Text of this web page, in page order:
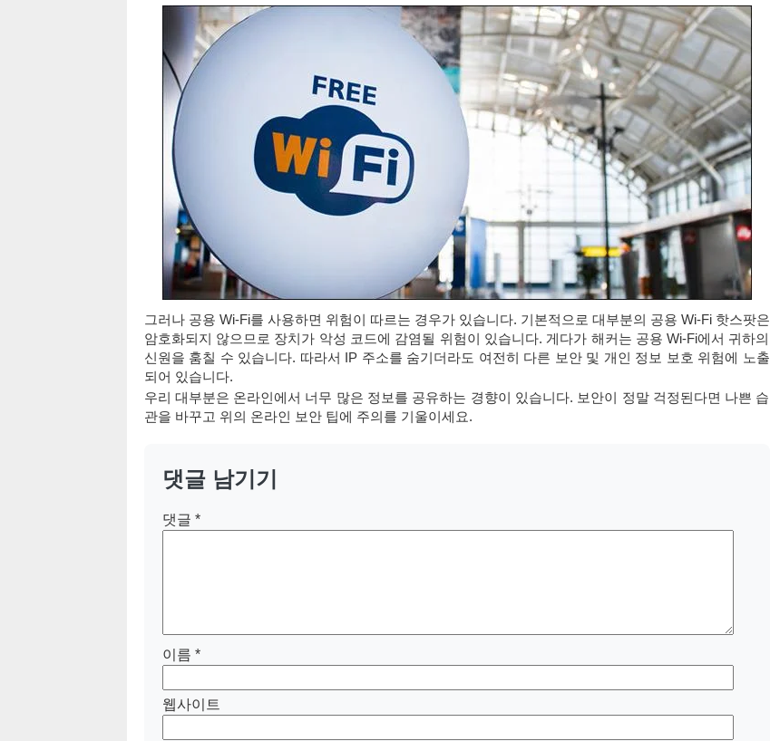
그러나 공용 Wi-Fi를 사용하면 위험이 따르는 경우가 있습니다. 기본적으로 대부분의 공용 Wi-Fi 핫스팟은
암호화되지 않으므로 장치가 악성 코드에 감염될 위험이 있습니다. 게다가 해커는 공용 Wi-Fi에서 귀하의
신원을 훔칠 수 있습니다. 따라서 IP 주소를 숨기더라도 여전히 다른 보안 및 개인 정보 보호 위험에 노출
되어 있습니다.
우리 대부분은 온라인에서 너무 많은 정보를 공유하는 경향이 있습니다. 보안이 정말 걱정된다면 나쁜 습
관을 바꾸고 위의 온라인 보안 팁에 주의를 기울이세요.
댓글 남기기
댓글 *
이름 *
웹사이트